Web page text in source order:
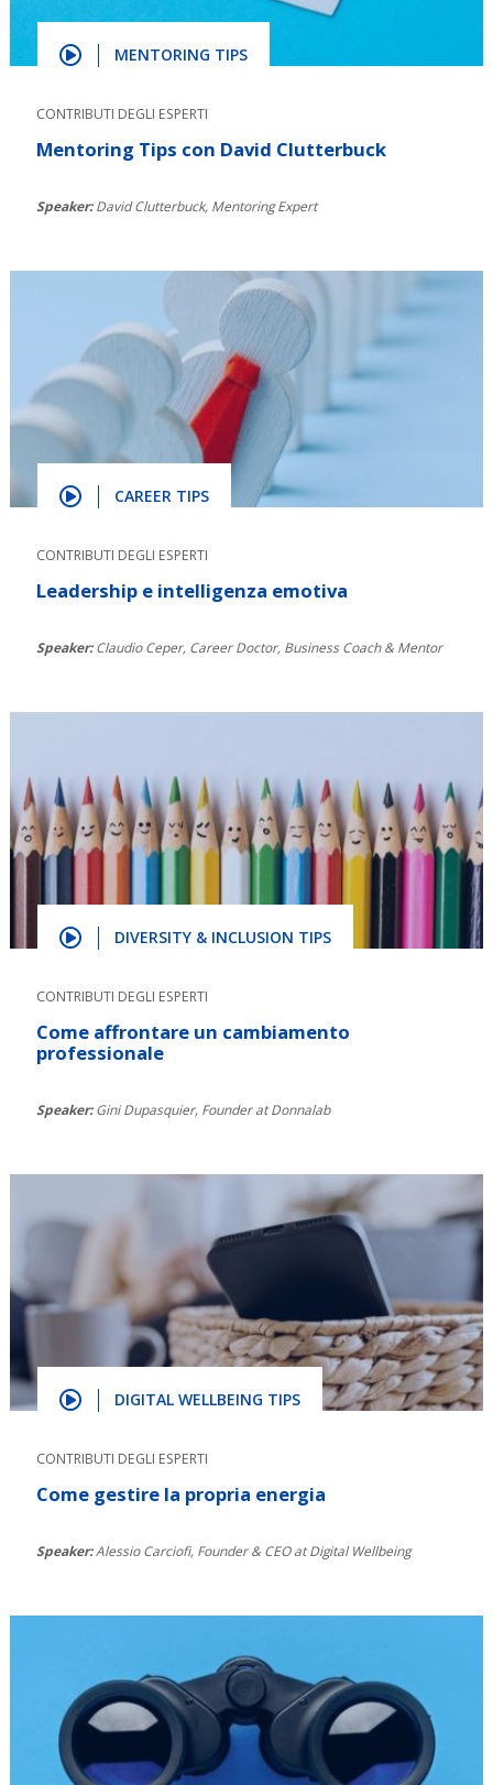
MENTORING TIPS
CONTRIBUTI DEGLI ESPERTI
Mentoring Tips con David Clutterbuck
Speaker: David Clutterbuck, Mentoring Expert
CAREER TIPS
CONTRIBUTI DEGLI ESPERTI
Leadership e intelligenza emotiva
Speaker: Claudio Ceper, Career Doctor, Business Coach & Mentor
DIVERSITY & INCLUSION TIPS
CONTRIBUTI DEGLI ESPERTI
Come affrontare un cambiamento
professionale
Speaker: Gini Dupasquier, Founder at Donnalab
DIGITAL WELLBEING TIPS
CONTRIBUTI DEGLI ESPERTI
Come gestire la propria energia
Speaker:Alessio Carciofi, Founder & CEO at Digital Wellbeing